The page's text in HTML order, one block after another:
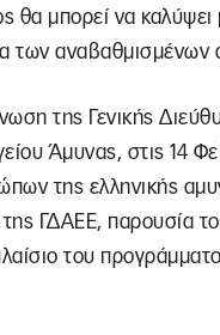
θα μπορεί να καλύψει
των αναβαθμισμένων
της Γενικής
Άμυνας, στις 14
της ελληνικής
της ΓΔΑΕΕ, παρουσία
του